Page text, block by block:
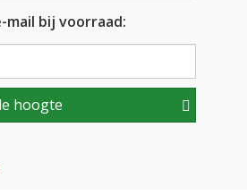
mail bij voorraad:
hoogte